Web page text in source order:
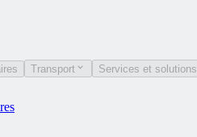
Transport Services et solutions